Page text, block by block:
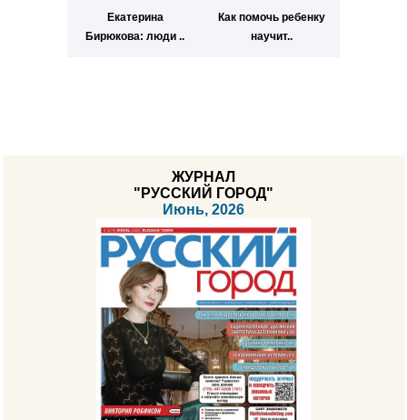
Екатерина
Бирюкова: люди ..
Как помочь ребенку
научит..
ЖУРНАЛ
"РУССКИЙ ГОРОД"
Июнь, 2026